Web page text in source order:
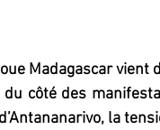
Madagascar vient
du côté des
la